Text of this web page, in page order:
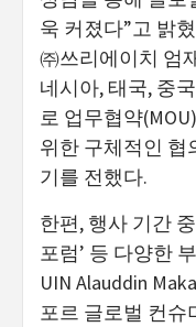
욱 커졌다”고 밝
㈜쓰리에이치 엄
네시아, 태국, 중
로 업무협약
위한 구체적인 협
기를 전했다.
한편, 행사 기간
포럼’ 등 다양한
UIN Alauddin
포르 글로벌 컨슈